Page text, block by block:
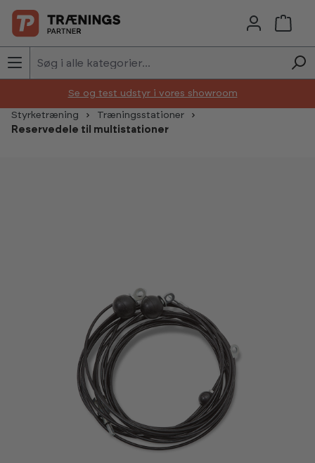
Skip to main content
Se og test udstyr i vores showroom
Styrketræning
Træningsstationer
Reservedele til multistationer